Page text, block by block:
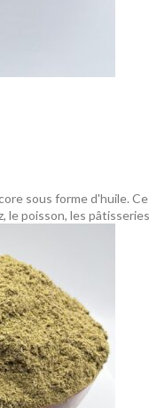
sous forme d'huile.
le poisson, les